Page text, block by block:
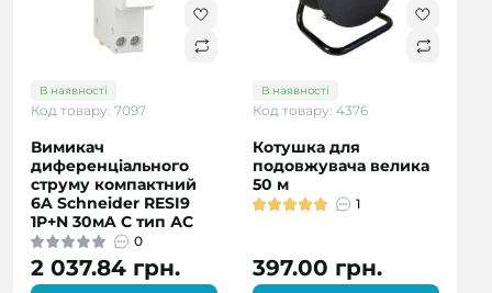
В наявності
Код товару: 7097
Вимикач
диференціального
струму компактний
6A Schneider RESI9
1P+N 30мA C тип АC
0
2 037.84 грн.
В наявності
Код товару: 4376
Котушка для
подовжувача велика
50 м
1
397.00 грн.